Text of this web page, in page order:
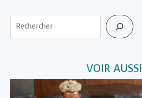
Rechercher
VOIR AUSSI